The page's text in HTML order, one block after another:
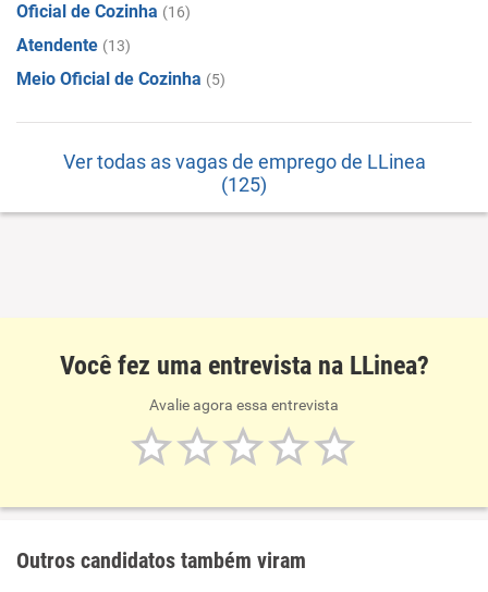
Oficial de Cozinha (16)
Atendente (13)
Meio Oficial de Cozinha (5)
Ver todas as vagas de emprego de LLinea
(125)
Você fez uma entrevista na LLinea?
Avalie agora essa entrevista
Outros candidatos também viram